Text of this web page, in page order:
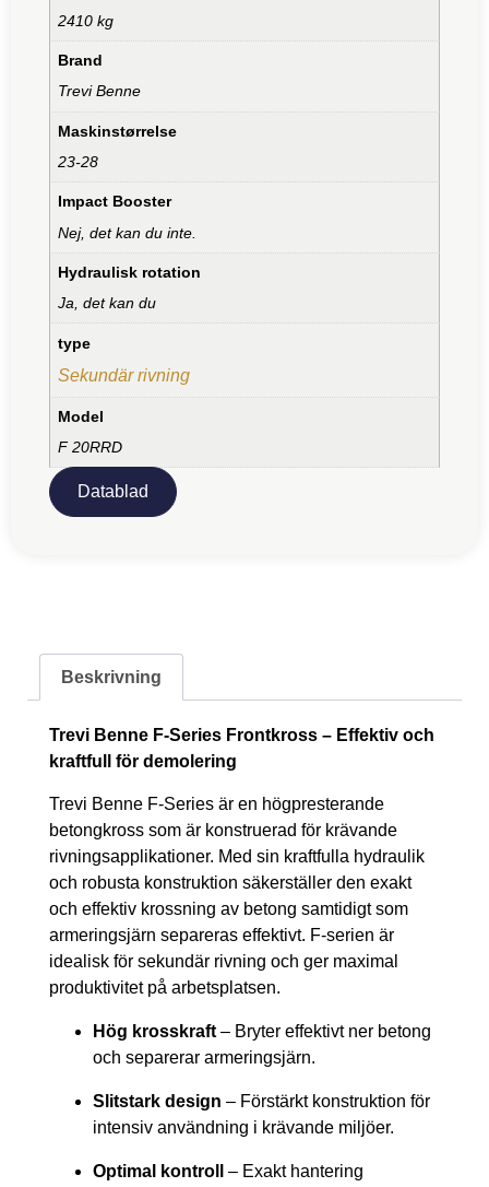
2410 kg
Brand
Trevi Benne
Maskinstørrelse
23-28
Impact Booster
Nej, det kan du inte.
Hydraulisk rotation
Ja, det kan du
type
Sekundär rivning
Model
F 20RRD
Datablad
Beskrivning
Trevi Benne F-Series Frontkross – Effektiv och
kraftfull för demolering
Trevi Benne F-Series är en högpresterande
betongkross som är konstruerad för krävande
rivningsapplikationer. Med sin kraftfulla hydraulik
och robusta konstruktion säkerställer den exakt
och effektiv krossning av betong samtidigt som
armeringsjärn separeras effektivt. F-serien är
idealisk för sekundär rivning och ger maximal
produktivitet på arbetsplatsen.
Hög krosskraft – Bryter effektivt ner betong
och separerar armeringsjärn.
Slitstark design – Förstärkt konstruktion för
intensiv användning i krävande miljöer.
Optimal kontroll – Exakt hantering